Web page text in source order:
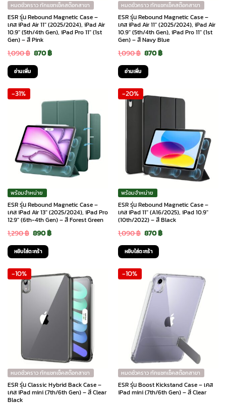
หมดชั่วคราว ทักแชทเช็คสต๊อกสาขา
ESR รุ่น Rebound Magnetic Case –
เคส iPad Air 11″ (2025/2024), iPad Air
10.9″ (5th/4th Gen), iPad Pro 11″ (1st
Gen) – สี Pink
1,090฿ Original
price
was:
870฿Current
อ่านเพิ่ม
หมดชั่วคราว ทักแชทเช็คสต๊อกสาขา
ESR รุ่น Rebound Magnetic Case –
เคส iPad Air 11″ (2025/2024), iPad Air
10.9″ (5th/4th Gen), iPad Pro 11″ (1st
Gen) – สี Navy Blue
1,090฿ Original
price
was:
1,090 ฿.
870฿Current
870 ฿.
อ่านเพิ่ม
-31%
พร้อมจำหน่าย
ESR รุ่น Rebound Magnetic Case –
เคส iPad Air 13″ (2025/2024), iPad Pro
12.9″ (6th-4th Gen) – สี Forest Green
1,290฿ Original
price
was:
1,290 ฿.
890฿Current
890 ฿.
หยิบใส่ตะกร้า
-20%
พร้อมจำหน่าย
ESR รุ่น Rebound Magnetic Case –
เคส iPad 11″ (A16/2025), iPad 10.9″
(10th/2022) – สี Black
1,090฿ Original
price
was:
1,090 ฿.
870฿Current
870 ฿.
หยิบใส่ตะกร้า
-10%
หมดชั่วคราว ทักแชทเช็คสต๊อกสาขา
ESR รุ่น Classic Hybrid Back Case –
เคส iPad mini (7th/6th Gen) – สี Clear
Black
-10%
หมดชั่วคราว ทักแชทเช็คสต๊อกสาขา
ESR รุ่น Boost Kickstand Case – เคส
iPad mini (7th/6th Gen) – สี Clear